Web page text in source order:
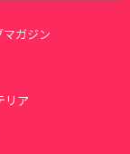
ガジン
リア